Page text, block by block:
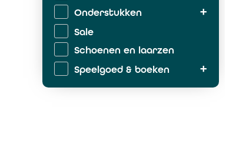
Onderstukken
Sale
Schoenen en laarzen
Speelgoed & boeken
Zwemkleding